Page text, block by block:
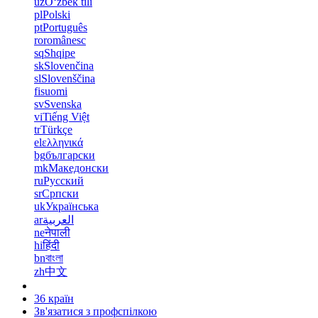
plPolski
ptPortuguês
roromânesc
sqShqipe
skSlovenčina
slSlovenščina
fisuomi
svSvenska
viTiếng Việt
trTürkçe
elελληνικά
bgбългарски
mkМакедонски
ruРусский
srСрпски
ukУкраїнська
arالعربية
neनेपाली
hiहिंदी
bnবাংলা
zh中文
36 країн
Зв'язатися з профспілкою